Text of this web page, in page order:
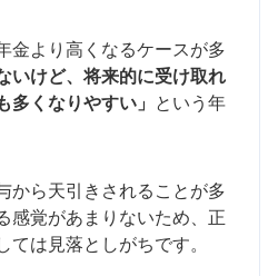
金より高くなるケースが多
いけど、将来的に受け取れ
多くなりやすい」 という年
から天引きされることが多
感覚があまりないため、正
は見落としがちです。